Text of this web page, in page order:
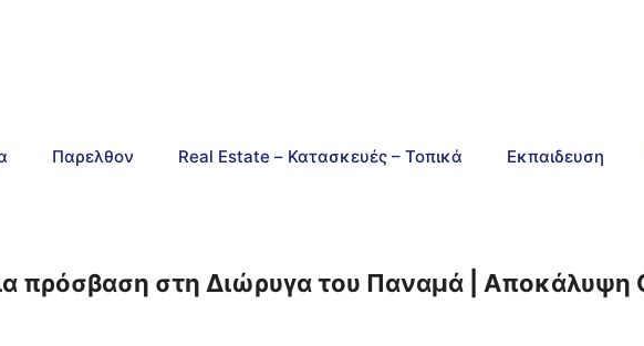
Παρελθον Real Estate – Κατασκευές – Τοπικά Εκπαιδευση
πρόσβαση στη Διώρυγα του Παναμά | Αποκάλυψη